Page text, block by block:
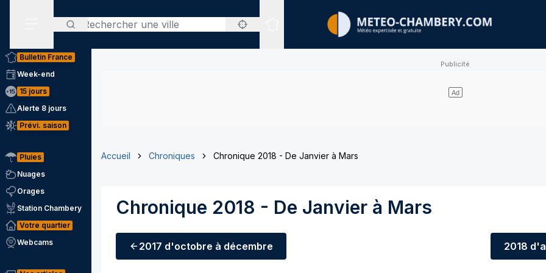
Rechercher
Sites expertisés
Bulletin France
Week-end
15 jours
Alerte 8 jours
Prévi. saison
Pluies
Nuages
Orages
Station Chambery
Votre quartier
Webcams
Accueil Chroniques Chronique 2018 - De Janvier à Mars
Chronique 2018 - De Janvier à Mars
2017 d'octobre à décembre 2018